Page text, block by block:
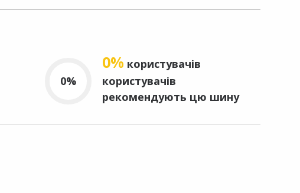
0%
0% користувачів
користувачів
рекомендують цю шину